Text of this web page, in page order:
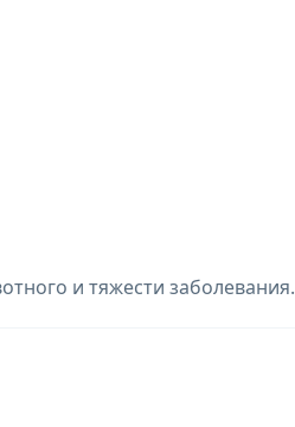
и тяжести заболевания.